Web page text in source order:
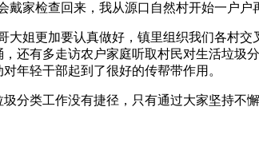
戴家检查回来，我从源口自然村开始一户
大姐更加要认真做好，镇里组织我们各村
还有多走访农户家庭听取村民对生活垃
年轻干部起到了很好的传帮带作用。
分类工作没有捷径，只有通过大家坚持